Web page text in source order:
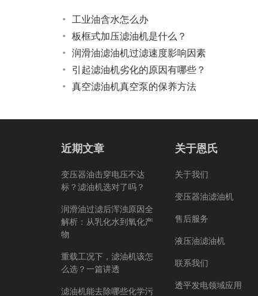
工业油含水怎么办
板框式加压滤油机是什么？
润滑油滤油机过滤速度影响因素
引起滤油机劣化的原因有哪些？
真空滤油机真空泵的保养方法
近期文章
变压器油击穿电压不达
标？滤油机选对了吗？
润滑油过滤后浑浊原因全
解析：从乳化水到氧化产
物
重载工况下，滤油机该怎
么选？一篇讲透
滤油机能去除哪些化学污
关于恩氏
关于我们
变压器油滤油机
售后服务
液压油滤油机
联系我们
透平发电领域应用